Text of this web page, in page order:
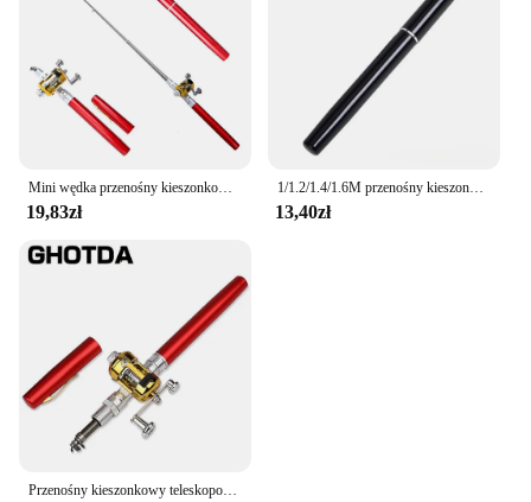
19,83zł
1/1.2/1.4/1.6M przenośny kieszonkowy teleskopowa Mini wędka kształt pióra złożona wędka bez kołowrotek
13,40zł